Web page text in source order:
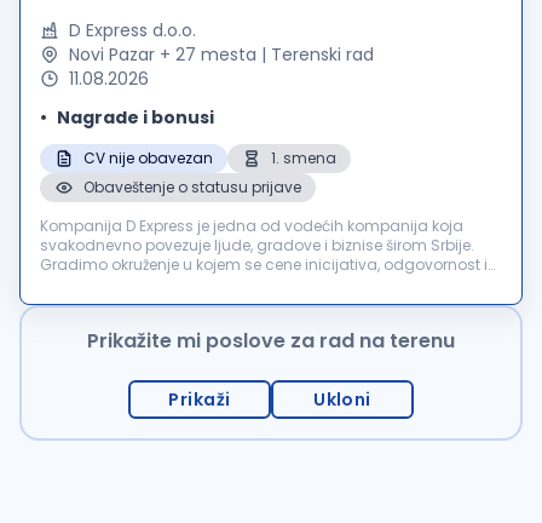
D Express d.o.o.
Novi Pazar + 27 mesta | Terenski rad
11.08.2026
Nagrade i bonusi
CV nije obavezan
1. smena
Obaveštenje o statusu prijave
Kompanija D Express je jedna od vodećih kompanija koja
svakodnevno povezuje ljude, gradove i biznise širom Srbije.
Gradimo okruženje u kojem se cene inicijativa, odgovornost i
ali i dinam...
Prikažite mi poslove za rad na terenu
Prikaži Ukloni